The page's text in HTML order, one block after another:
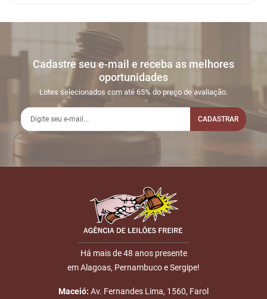
Cadastre seu e-mail e receba as melhores
oportunidades
Lotes selecionados com até 65% do preço de avaliação.
CADASTRAR
Há mais de 48 anos presente
em Alagoas, Pernambuco e Sergipe!
Maceió: Av. Fernandes Lima, 1560, Farol